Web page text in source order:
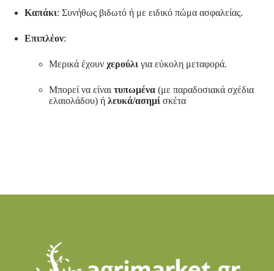
Καπάκι: Συνήθως βιδωτό ή με ειδικό πώμα ασφαλείας.
Επιπλέον:
Μερικά έχουν χερούλι για εύκολη μεταφορά.
Μπορεί να είναι τυπωμένα (με παραδοσιακά σχέδια
ελαιολάδου) ή λευκά/ασημί σκέτα